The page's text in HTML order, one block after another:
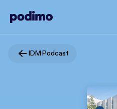
IDM Podcast